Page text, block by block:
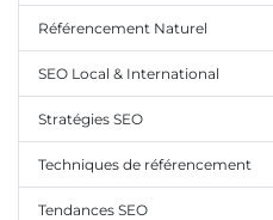
Référencement Naturel
SEO Local & International
Stratégies SEO
Techniques de référencement
Tendances SEO